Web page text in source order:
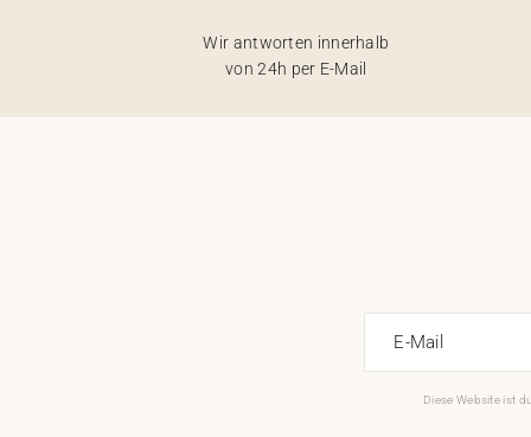
Wir antworten innerhalb
von 24h per E-Mail
E-Mail
Diese Website ist